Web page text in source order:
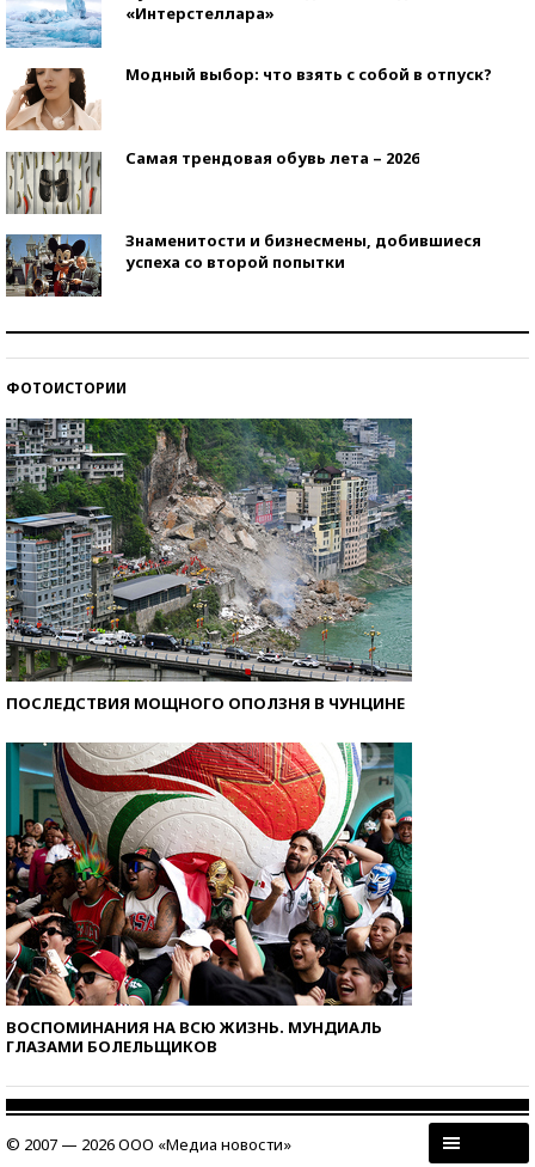
«Интерстеллара»
Модный выбор: что взять с собой в отпуск?
Самая трендовая обувь лета – 2026
Знаменитости и бизнесмены, добившиеся
успеха со второй попытки
ФОТОИСТОРИИ
ПОСЛЕДСТВИЯ МОЩНОГО ОПОЛЗНЯ В ЧУНЦИНЕ
ВОСПОМИНАНИЯ НА ВСЮ ЖИЗНЬ. МУНДИАЛЬ
ГЛАЗАМИ БОЛЕЛЬЩИКОВ
© 2007 — 2026 ООО «Медиа новости»